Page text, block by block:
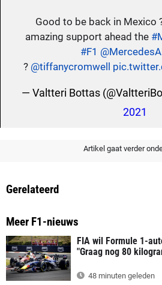
Good to be back in Mexico
amazing support ahead the
#F1
? @tiffanycromwell
— Valtteri Bottas
2021
Artikel gaat verder
Gerelateerd
Meer F1-nieuws
FIA wil Formule 1-
"Graag nog 80
48 minuten geleden